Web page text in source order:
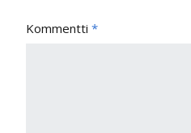
Kommentti *